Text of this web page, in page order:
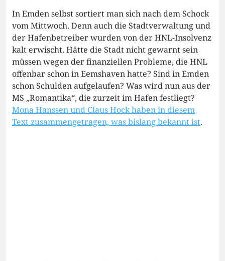
In Emden selbst sortiert man sich nach dem Schock
vom Mittwoch. Denn auch die Stadtverwaltung und
der Hafenbetreiber wurden von der HNL-Insolvenz
kalt erwischt. Hätte die Stadt nicht gewarnt sein
müssen wegen der finanziellen Probleme, die HNL
offenbar schon in Eemshaven hatte? Sind in Emden
schon Schulden aufgelaufen? Was wird nun aus der
MS „Romantika“, die zurzeit im Hafen festliegt?
Mona Hanssen und Claus Hock haben in diesem
Text zusammengetragen, was bislang bekannt ist.